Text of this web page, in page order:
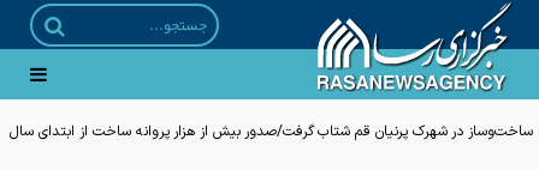
ساخت‌وساز در شهرک پرنیان قم شتاب گرفت/صدور بیش از هزار پروانه ساخت از ابتدای سال